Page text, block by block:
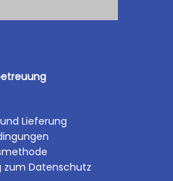
Lieferung
zum Datenschutz